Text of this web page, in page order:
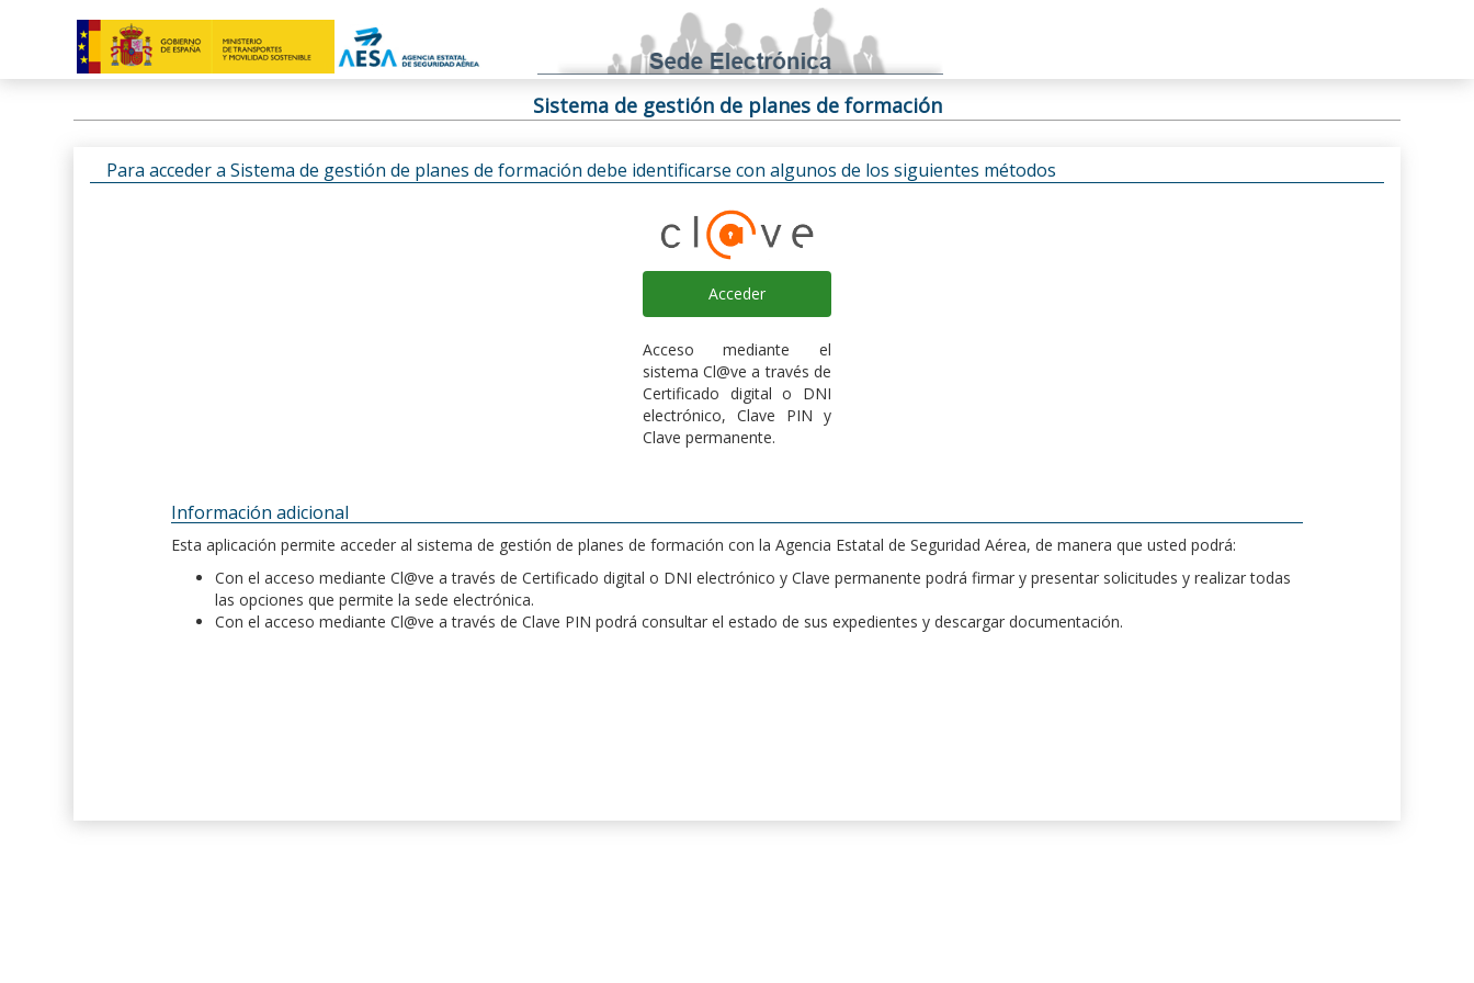
Sistema de gestión de planes de formación
Para acceder a Sistema de gestión de planes de formación debe identificarse con algunos de los siguientes métodos
Acceder
Acceso mediante el
sistema Cl@ve a través de
Certificado digital o DNI
electrónico, Clave PIN y
Clave permanente.
Información adicional
Esta aplicación permite acceder al sistema de gestión de planes de formación con la Agencia Estatal de Seguridad Aérea, de manera que usted podrá:
Con el acceso mediante Cl@ve a través de Certificado digital o DNI electrónico y Clave permanente podrá firmar y presentar solicitudes y realizar todas
las opciones que permite la sede electrónica.
Con el acceso mediante Cl@ve a través de Clave PIN podrá consultar el estado de sus expedientes y descargar documentación.